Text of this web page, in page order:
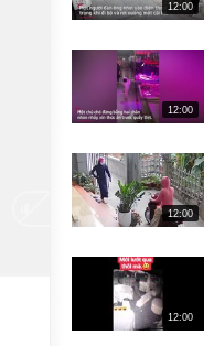
12:00
12:00
12:00
12:00